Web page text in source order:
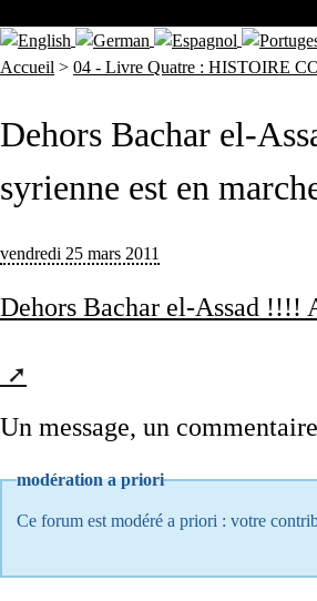
Accueil > 04 - Livre Quatre : HISTOIRE
Dehors Bachar el-
syrienne est en
vendredi 25 mars 2011
Dehors Bachar el-Assad !!!!
Un message, un
modération a priori
Ce forum est modéré a priori : votre